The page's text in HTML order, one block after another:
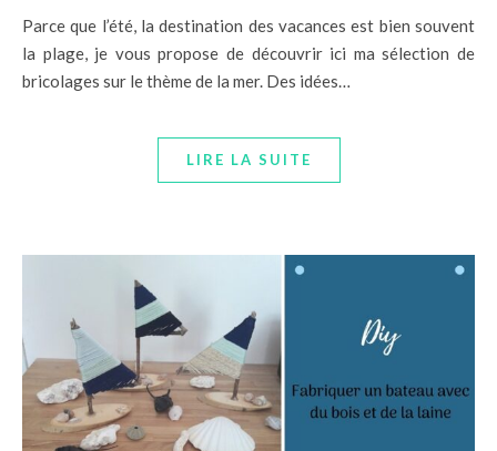
Parce que l’été, la destination des vacances est bien souvent
la plage, je vous propose de découvrir ici ma sélection de
bricolages sur le thème de la mer. Des idées…
LIRE LA SUITE